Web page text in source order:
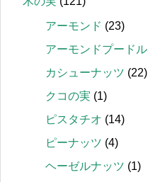
アーモンド (23)
アーモンドプードル
カシューナッツ (22)
クコの実 (1)
ピスタチオ (14)
ピーナッツ (4)
ヘーゼルナッツ (1)